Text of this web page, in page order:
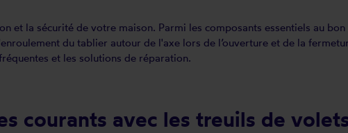
et la sécurité de votre maison. Parmi les composants essentiels au
du tablier autour de l'axe lors de l’ouverture et de la
et les solutions de réparation.
courants avec les treuils de